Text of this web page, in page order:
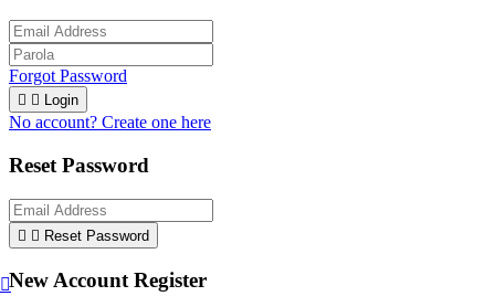
Forgot Password
  Login
No account? Create one here
Reset Password
  Reset Password
New Account Register
